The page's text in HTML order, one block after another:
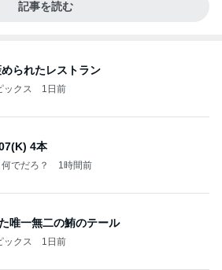
記事を読む
られたレストラン
ックス 1日前
4本
でだろ？ 1時間前
唯一無二の鮪のテール
ックス 1日前